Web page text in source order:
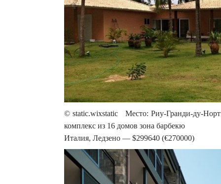
© static.wixstatic Место: Риу-Гранди-ду-
комплекс из 16 домов зона барбекю
Италия, Ледзено — $299640 (€270000)